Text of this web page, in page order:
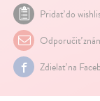
Pridať do
Odporučiť
Zdielať na